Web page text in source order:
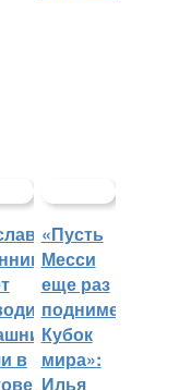
в
«Пусть
Месси
еще раз
поднимет
Кубок
мира»:
Илья